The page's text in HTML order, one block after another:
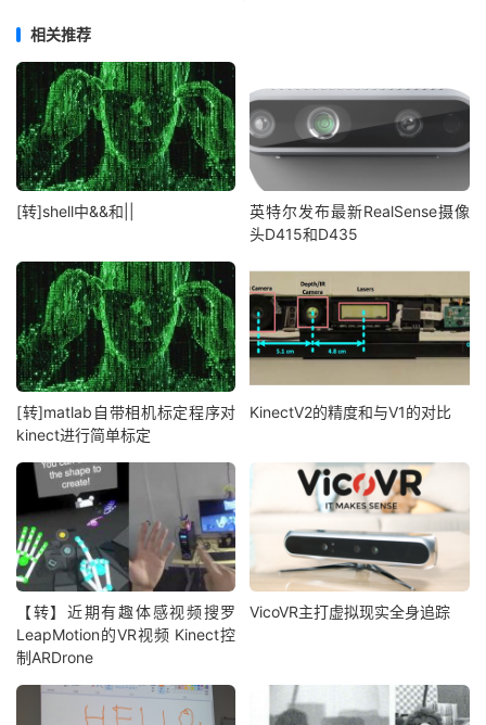
相关推荐
[转]shell中&&和||
英特尔发布最新RealSense摄像
头D415和D435
[转]matlab自带相机标定程序对
kinect进行简单标定
KinectV2的精度和与V1的对比
【转】近期有趣体感视频搜罗
LeapMotion的VR视频 Kinect控
制ARDrone
VicoVR主打虚拟现实全身追踪